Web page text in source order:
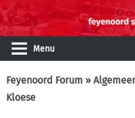
Menu
Feyenoord Forum »
Kloese